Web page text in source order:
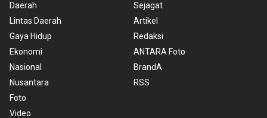
Daerah
Lintas Daerah
Gaya Hidup
Ekonomi
Nasional
Nusantara
Foto
Video
Sejagat
Artikel
Redaksi
ANTARA Foto
BrandA
RSS